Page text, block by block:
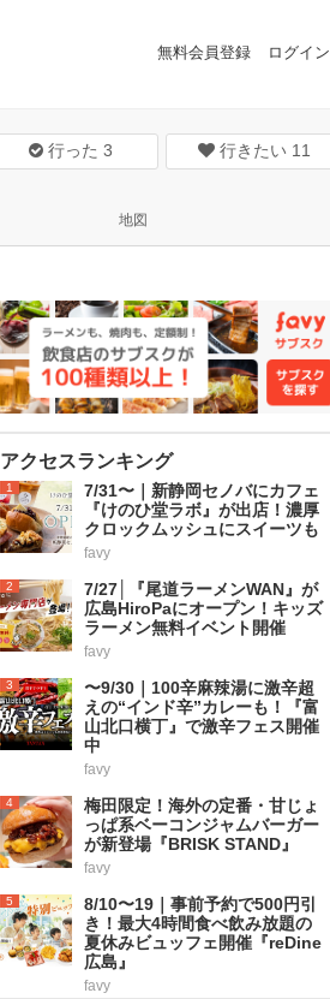
無料会員登録 ログイン
行った 3 行きたい 11
地図
アクセスランキング
1
7/31〜｜新静岡セノバにカフェ
『けのひ堂ラボ』が出店！濃厚
クロックムッシュにスイーツも
favy
2
7/27│『尾道ラーメンWAN』が
広島HiroPaにオープン！キッズ
ラーメン無料イベント開催
favy
3
〜9/30｜100辛麻辣湯に激辛超
えの“インド辛”カレーも！『富
山北口横丁』で激辛フェス開催
中
favy
4
梅田限定！海外の定番・甘じょ
っぱ系ベーコンジャムバーガー
が新登場『BRISK STAND』
favy
5
8/10〜19｜事前予約で500円引
き！最大4時間食べ飲み放題の
夏休みビュッフェ開催『reDine
広島』
favy